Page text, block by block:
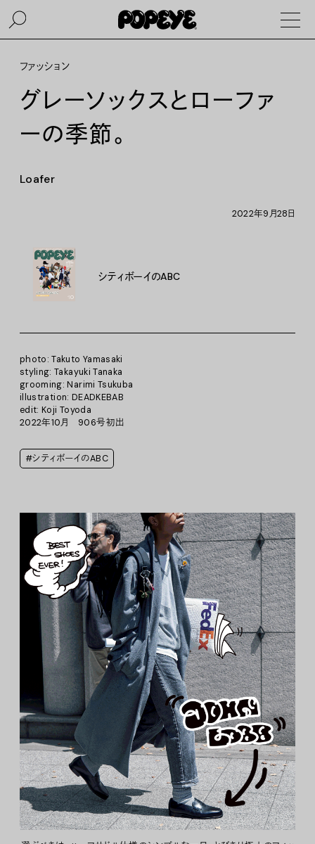
ファッション
グレーソックスとローファ
ーの季節。
Loafer
2022年9月28日
シティボーイのABC
photo: Takuto Yamasaki
styling: Takayuki Tanaka
grooming: Narimi Tsukuba
illustration: DEADKEBAB
edit: Koji Toyoda
2022年10月 906号初出
#シティボーイのABC